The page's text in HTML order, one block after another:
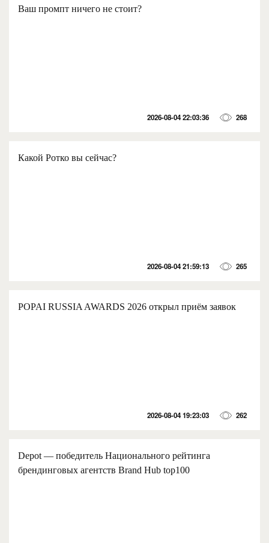
Ваш промпт ничего не стоит?
2026-08-04 22:03:36 268
Какой Ротко вы сейчас?
2026-08-04 21:59:13 265
POPAI RUSSIA AWARDS 2026 открыл приём заявок
2026-08-04 19:23:03 262
Depot — победитель Национального рейтинга
брендинговых агентств Brand Hub top100